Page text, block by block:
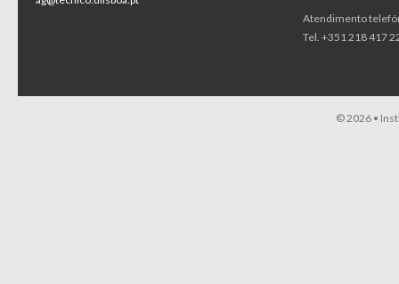
Atendimento
Tel. +351 218 417
© 2026 •